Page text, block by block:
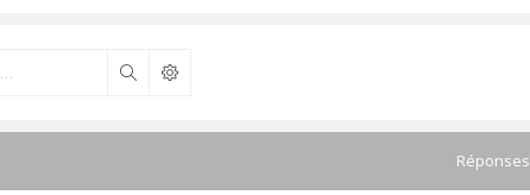
Rechercher
Réponses